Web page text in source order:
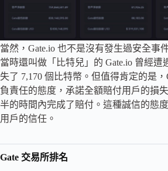
當然，Gate.io 也不是沒有發生過安全事
當時還叫做「比特兒」的 Gate.io 曾經遭
失了 7,170 個比特幣。但值得肯定的是，
負責任的態度，承諾全額賠付用戶的損
半的時間內完成了賠付。這種誠信的態
用戶的信任。
Gate 交易所排名